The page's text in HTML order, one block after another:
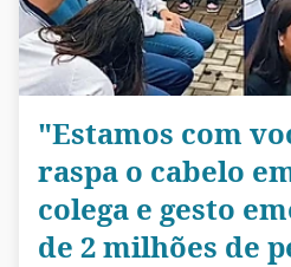
"Estamos com
raspa o cabelo
colega e gesto
de 2 milhões de